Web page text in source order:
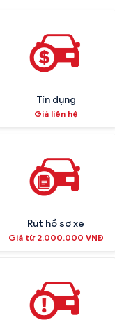
Tín dụng
Giá liên hệ
Rút hồ sơ xe
Giá từ 2.000.000 VNĐ